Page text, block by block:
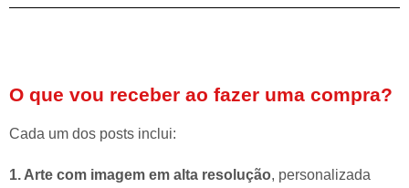
O que vou receber ao fazer uma compra?
Cada um dos posts inclui:
1. Arte com imagem em alta resolução, personalizada